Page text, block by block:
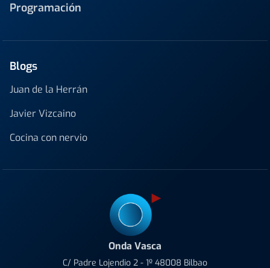
Programación
Blogs
Juan de la Herrán
Javier Vizcaino
Cocina con nervio
Onda Vasca
C/ Padre Lojendio 2 - 1º 48008 Bilbao